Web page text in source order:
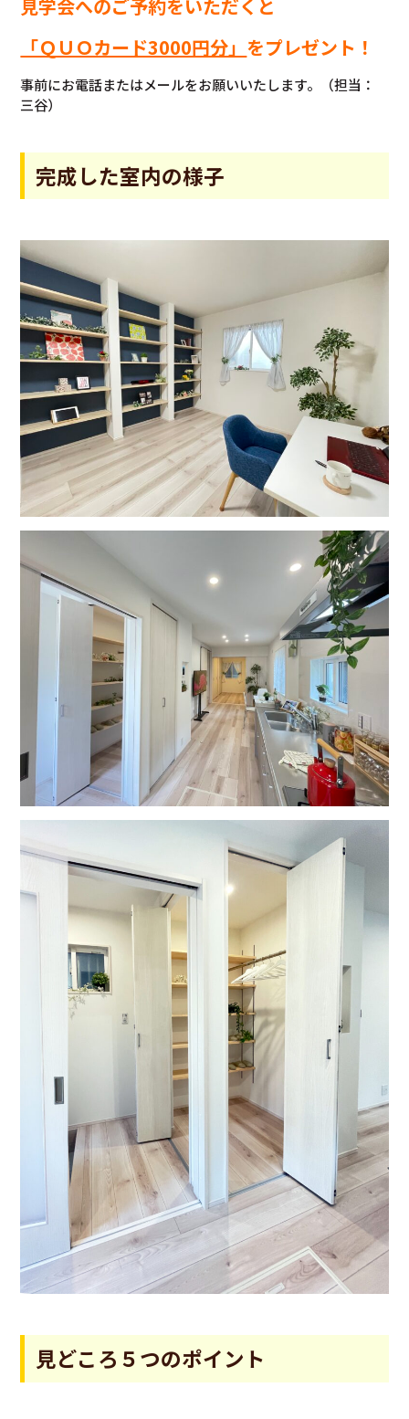
見学会へのご予約をいただくと
「ＱＵＯカード3000円分」 をプレゼント！
事前にお電話またはメールをお願いいたします。（担当：
三谷）
完成した室内の様子
見どころ５つのポイント